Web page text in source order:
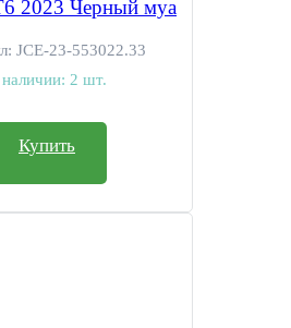
2023 Черный муа
JCE-23-553022.33
2 шт.
Купить